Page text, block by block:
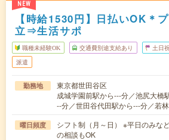
NEW
【時給1530円】日払いOK＊
立⇒生活サポ
職種未経験OK 交通費別途支給あり 土日
派遣
勤務地
東京都世田谷区
成城学園前駅から---分／池尻大橋
--分／世田谷代田駅から---分／若
曜日頻度
シフト制（月～日） ※平日のみな
の相談もOK